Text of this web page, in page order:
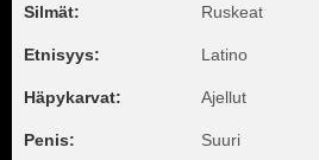
Silmät: Ruskeat
Etnisyys: Latino
Häpykarvat: Ajellut
Penis: Suuri